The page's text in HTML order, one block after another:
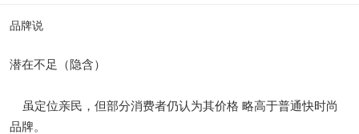
品牌说
潜在不足（隐含）
虽定位亲民，但部分消费者仍认为其价格 略高于普通快时尚
品牌。